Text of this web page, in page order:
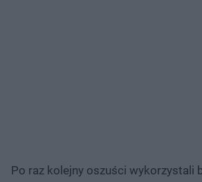
Po raz kolejny oszuści wykorzystali